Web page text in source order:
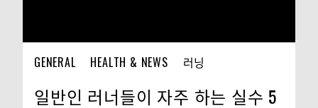
GENERAL HEALTH & NEWS 러닝
일반인 러너들이 자주 하는 실수 5